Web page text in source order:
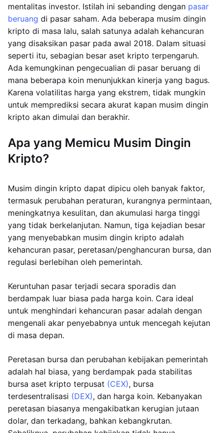
mentalitas investor. Istilah ini sebanding dengan pasar
beruang di pasar saham. Ada beberapa musim dingin
kripto di masa lalu, salah satunya adalah kehancuran
yang disaksikan pasar pada awal 2018. Dalam situasi
seperti itu, sebagian besar aset kripto terpengaruh.
Ada kemungkinan pengecualian di pasar beruang di
mana beberapa koin menunjukkan kinerja yang bagus.
Karena volatilitas harga yang ekstrem, tidak mungkin
untuk memprediksi secara akurat kapan musim dingin
kripto akan dimulai dan berakhir.
Apa yang Memicu Musim Dingin
Kripto?
Musim dingin kripto dapat dipicu oleh banyak faktor,
termasuk perubahan peraturan, kurangnya permintaan,
meningkatnya kesulitan, dan akumulasi harga tinggi
yang tidak berkelanjutan. Namun, tiga kejadian besar
yang menyebabkan musim dingin kripto adalah
kehancuran pasar, peretasan/penghancuran bursa, dan
regulasi berlebihan oleh pemerintah.
Keruntuhan pasar terjadi secara sporadis dan
berdampak luar biasa pada harga koin. Cara ideal
untuk menghindari kehancuran pasar adalah dengan
mengenali akar penyebabnya untuk mencegah kejutan
di masa depan.
Peretasan bursa dan perubahan kebijakan pemerintah
adalah hal biasa, yang berdampak pada stabilitas
bursa aset kripto terpusat (CEX), bursa
terdesentralisasi (DEX), dan harga koin. Kebanyakan
peretasan biasanya mengakibatkan kerugian jutaan
dolar, dan terkadang, bahkan kebangkrutan.